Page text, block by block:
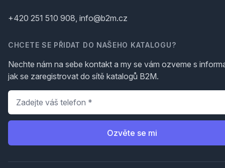
+420 251 510 908, info@b2m.cz
CHCETE SE PŘIDAT DO NAŠEHO KATALOGU?
Nechte nám na sebe kontakt a my se vám ozveme s
jak se zaregistrovat do sítě katalogů B2M.
Telefon
Ozvěte se mi